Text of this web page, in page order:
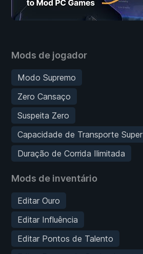
Mods de jogador
Modo Supremo
Zero Cansaço
Suspeita Zero
Capacidade de Transporte Super
Duração de Corrida Ilimitada
Mods de inventário
Editar Ouro
Editar Influência
Editar Pontos de Talento